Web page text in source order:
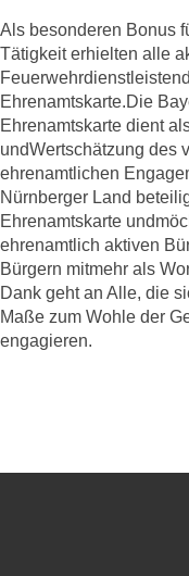
Als besonderen Bonus
Tätigkeit erhielten alle
Ehrenamtskarte.Die
Ehrenamtskarte dient
undWertschätzung des
ehrenamtlichen
Nürnberger Land
Ehrenamtskarte
ehrenamtlich aktiven
Bürgern mitmehr als
Dank geht an Alle, die
Maße zum Wohle der
engagieren.